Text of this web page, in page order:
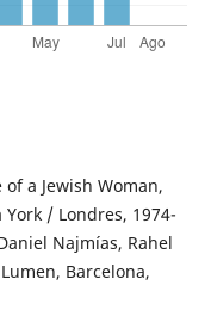
a Jewish Woman,
/ Londres, 1974-
Najmías, Rahel
Barcelona,